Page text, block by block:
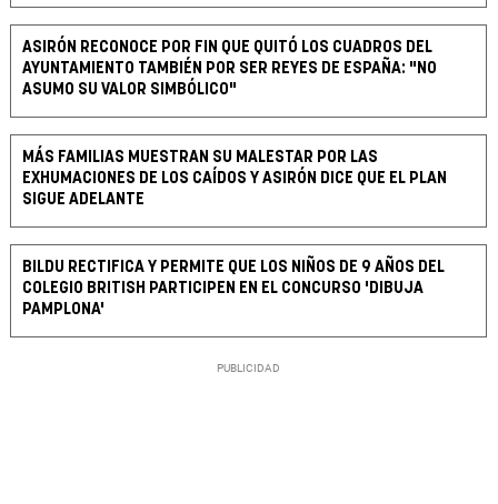
ASIRÓN RECONOCE POR FIN QUE QUITÓ LOS CUADROS DEL
AYUNTAMIENTO TAMBIÉN POR SER REYES DE ESPAÑA: "NO
ASUMO SU VALOR SIMBÓLICO"
MÁS FAMILIAS MUESTRAN SU MALESTAR POR LAS
EXHUMACIONES DE LOS CAÍDOS Y ASIRÓN DICE QUE EL PLAN
SIGUE ADELANTE
BILDU RECTIFICA Y PERMITE QUE LOS NIÑOS DE 9 AÑOS DEL
COLEGIO BRITISH PARTICIPEN EN EL CONCURSO 'DIBUJA
PAMPLONA'